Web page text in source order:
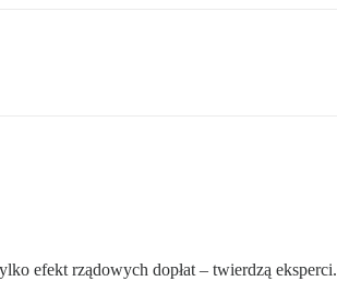
efekt rządowych dopłat – twierdzą eksperci.